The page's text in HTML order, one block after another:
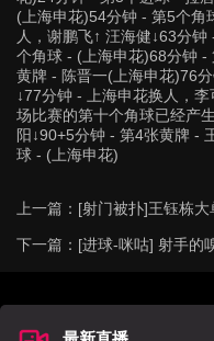
(上海申花)54分钟 - 第5个角
人，谢鹏飞↑ 汪海健↓63分
个角球 - (上海申花)68分钟
黄牌 - 陈晋一(上海申花)76
↓77分钟 - 上海申花换人，
场比赛的第十个角球已经产
阳↓90+5分钟 - 第4张黄牌 -
球 - (上海申花)
上一篇： [射门被扑]王钰栋
下一篇： [进球-咪咕] 射手的